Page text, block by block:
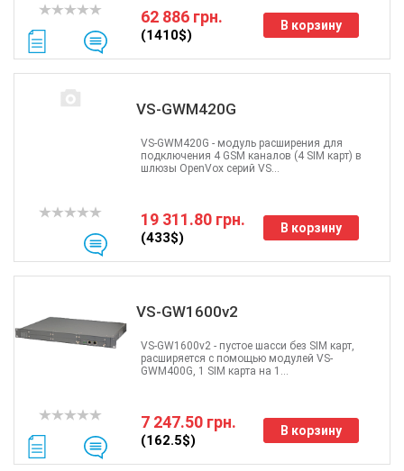
62 886 грн.
(1410$)
В корзину
VS-GWM420G
19 311.80 грн.
(433$)
В корзину
VS-GWM420G - модуль расширения для
подключения 4 GSM каналов (4 SIM карт) в
шлюзы OpenVox серий VS...
VS-GW1600v2
7 247.50 грн.
(162.5$)
В корзину
VS-GW1600v2 - пустое шасси без SIM карт,
расширяется с помощью модулей VS-
GWM400G, 1 SIM карта на 1...